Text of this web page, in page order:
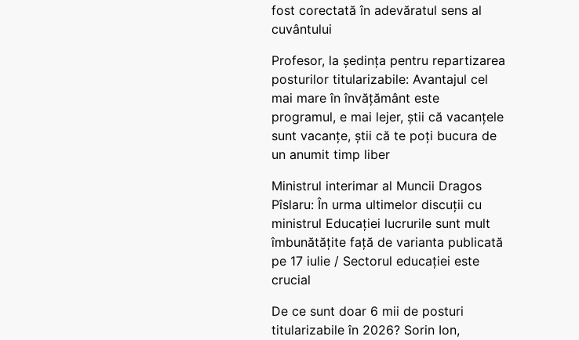
fost corectată în adevăratul sens al
cuvântului
Profesor, la ședința pentru repartizarea
posturilor titularizabile: Avantajul cel
mai mare în învățământ este
programul, e mai lejer, știi că vacanțele
sunt vacanţe, știi că te poți bucura de
un anumit timp liber
Ministrul interimar al Muncii Dragos
Pîslaru: În urma ultimelor discuții cu
ministrul Educației lucrurile sunt mult
îmbunătățite față de varianta publicată
pe 17 iulie / Sectorul educației este
crucial
De ce sunt doar 6 mii de posturi
titularizabile în 2026? Sorin Ion,